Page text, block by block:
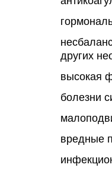
других
высокая
болезни
вредные